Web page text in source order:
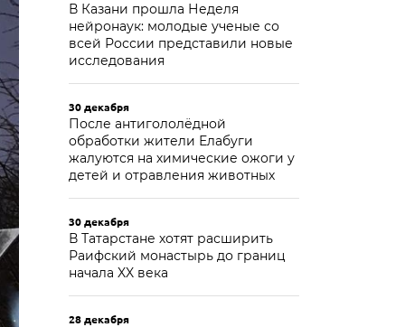
В Казани прошла Неделя
нейронаук: молодые ученые со
всей России представили новые
исследования
30 декабря
После антигололёдной
обработки жители Елабуги
жалуются на химические ожоги у
детей и отравления животных
30 декабря
В Татарстане хотят расширить
Раифский монастырь до границ
начала XX века
28 декабря